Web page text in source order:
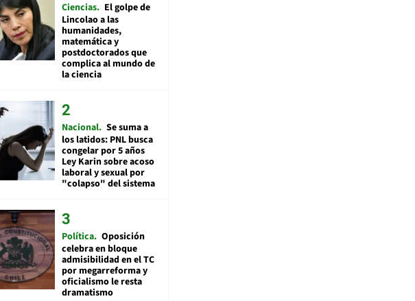
Ciencias El golpe de
Lincolao a las
humanidades,
matemática y
postdoctorados que
complica al mundo de
la ciencia
Nacional Se suma a
los latidos: PNL busca
congelar por 5 años
Ley Karin sobre acoso
laboral y sexual por
"colapso" del sistema
Política Oposición
celebra en bloque
admisibilidad en el TC
por megarreforma y
oficialismo le resta
dramatismo